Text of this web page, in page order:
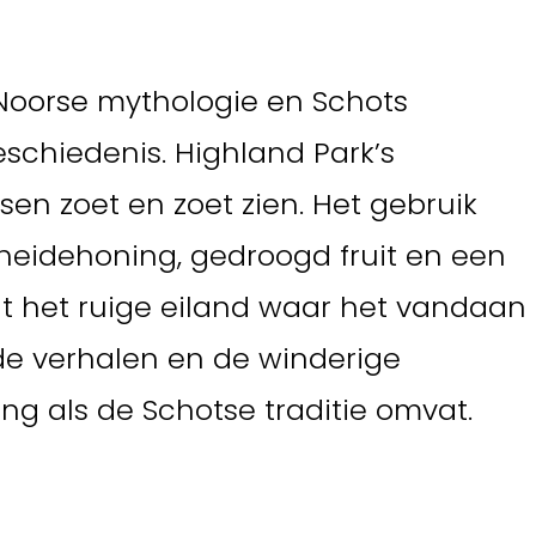
mythologie en Schots
Highland Park’s
zoet en zoet zien. Het gebruik
gedroogd fruit en een
het ruige eiland waar het vandaan
verhalen en de winderige
als de Schotse traditie omvat.